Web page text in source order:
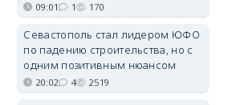
09:01 1 170
Севастополь стал лидером ЮФО
по падению строительства, но с
одним позитивным нюансом
20:02 4 2519